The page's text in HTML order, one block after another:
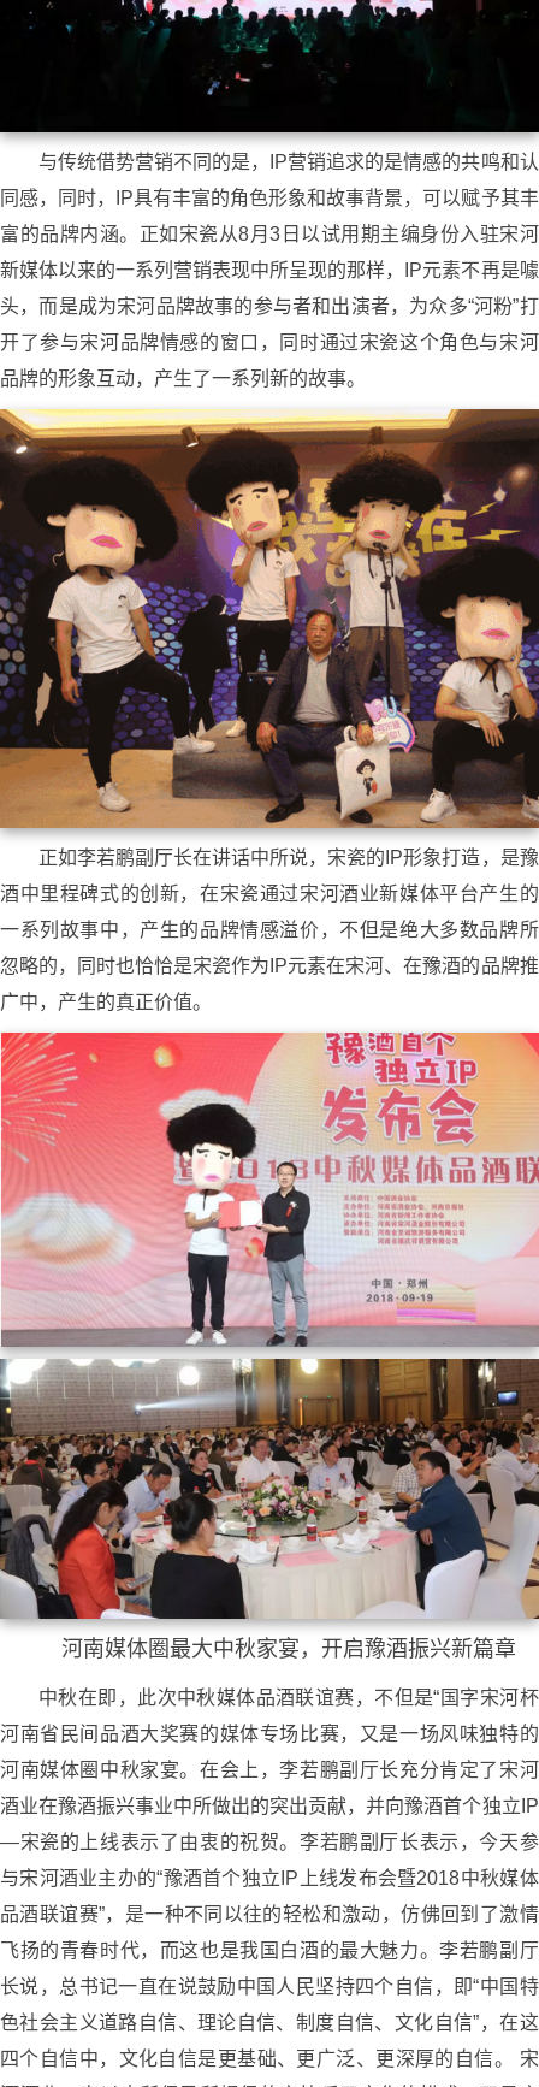
与传统借势营销不同的是，IP营销追求的是情感的共鸣和认
同感，同时，IP具有丰富的角色形象和故事背景，可以赋予其丰
富的品牌内涵。正如宋瓷从8月3日以试用期主编身份入驻宋河
新媒体以来的一系列营销表现中所呈现的那样，IP元素不再是噱
头，而是成为宋河品牌故事的参与者和出演者，为众多“河粉”打
开了参与宋河品牌情感的窗口，同时通过宋瓷这个角色与宋河
品牌的形象互动，产生了一系列新的故事。
正如李若鹏副厅长在讲话中所说，宋瓷的IP形象打造，是豫
酒中里程碑式的创新，在宋瓷通过宋河酒业新媒体平台产生的
一系列故事中，产生的品牌情感溢价，不但是绝大多数品牌所
忽略的，同时也恰恰是宋瓷作为IP元素在宋河、在豫酒的品牌推
广中，产生的真正价值。
河南媒体圈最大中秋家宴，开启豫酒振兴新篇章
中秋在即，此次中秋媒体品酒联谊赛，不但是“国字宋河杯
河南省民间品酒大奖赛的媒体专场比赛，又是一场风味独特的
河南媒体圈中秋家宴。在会上，李若鹏副厅长充分肯定了宋河
酒业在豫酒振兴事业中所做出的突出贡献，并向豫酒首个独立IP
—宋瓷的上线表示了由衷的祝贺。李若鹏副厅长表示，今天参
与宋河酒业主办的“豫酒首个独立IP上线发布会暨2018中秋媒体
品酒联谊赛”，是一种不同以往的轻松和激动，仿佛回到了激情
飞扬的青春时代，而这也是我国白酒的最大魅力。李若鹏副厅
长说，总书记一直在说鼓励中国人民坚持四个自信，即“中国特
色社会主义道路自信、理论自信、制度自信、文化自信”，在这
四个自信中，文化自信是更基础、更广泛、更深厚的自信。 宋